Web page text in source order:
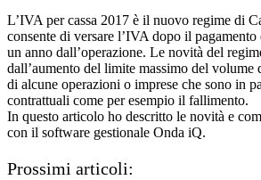
L’IVA per cassa 2017 è il nuovo regime di
consente di versare l’IVA dopo il
un anno dall’operazione. Le novità del
dall’aumento del limite massimo del volume
di alcune operazioni o imprese che sono in
contrattuali come per esempio il fallimento.
In questo articolo ho descritto le novità e
con il software gestionale Onda iQ.
Prossimi articoli: